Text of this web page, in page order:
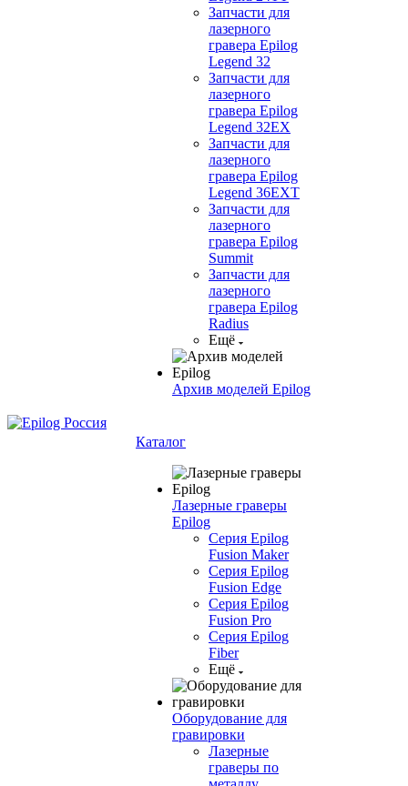
Запчасти для
лазерного
гравера Epilog
Legend 32
Запчасти для
лазерного
гравера Epilog
Legend 32EX
Запчасти для
лазерного
гравера Epilog
Legend 36EXT
Запчасти для
лазерного
гравера Epilog
Summit
Запчасти для
лазерного
гравера Epilog
Radius
Ещё
Архив моделей Epilog
Каталог
Лазерные граверы
Epilog
Серия Epilog
Fusion Maker
Серия Epilog
Fusion Edge
Серия Epilog
Fusion Pro
Серия Epilog
Fiber
Ещё
Оборудование для
гравировки
Лазерные
граверы по